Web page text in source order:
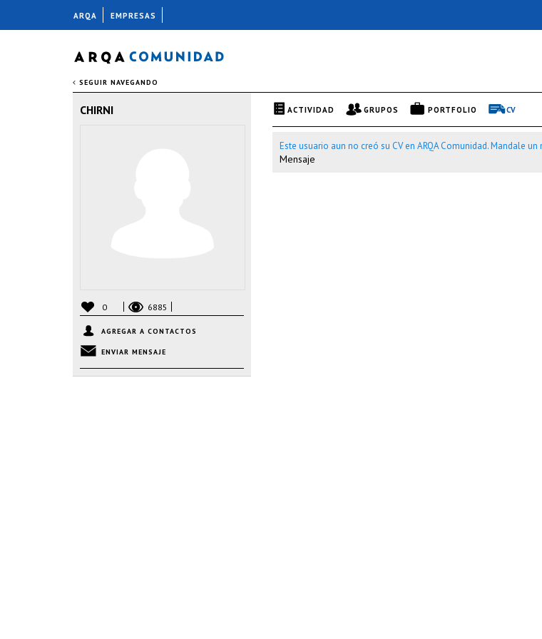
SEGUIR NAVEGANDO
CHIRNI
0 6885
AGREGAR A CONTACTOS
ENVIAR MENSAJE
ACTIVIDAD GRUPOS PORTFOLIO CV
Este usuario aun no creó su CV en ARQA Comunidad. Mandale
Mensaje
ARQA EMPRESAS